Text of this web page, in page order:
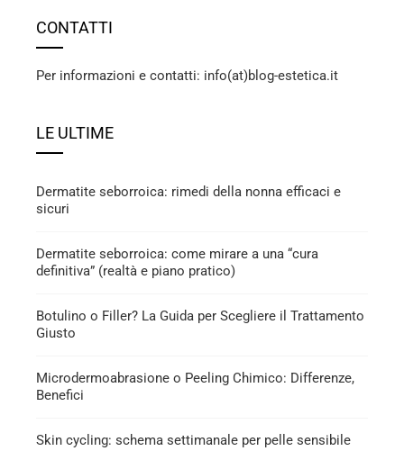
CONTATTI
Per informazioni e contatti: info(at)blog-estetica.it
LE ULTIME
Dermatite seborroica: rimedi della nonna efficaci e
sicuri
Dermatite seborroica: come mirare a una “cura
definitiva” (realtà e piano pratico)
Botulino o Filler? La Guida per Scegliere il Trattamento
Giusto
Microdermoabrasione o Peeling Chimico: Differenze,
Benefici
Skin cycling: schema settimanale per pelle sensibile